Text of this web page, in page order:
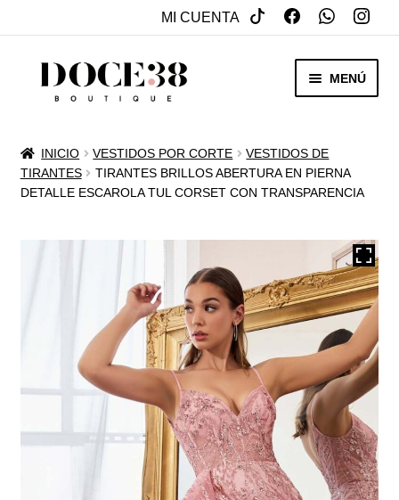
MI CUENTA
SALTAR
MENÚ
VENTA
MENÚ
MENÚ
HIJO
ACCESORIOS
INICIO VESTIDOS POR CORTE
VESTIDOS DE
TIRANTES
TIRANTES BRILLOS ABERTURA EN PIERNA
DETALLE ESCAROLA TUL CORSET CON TRANSPARENCIA